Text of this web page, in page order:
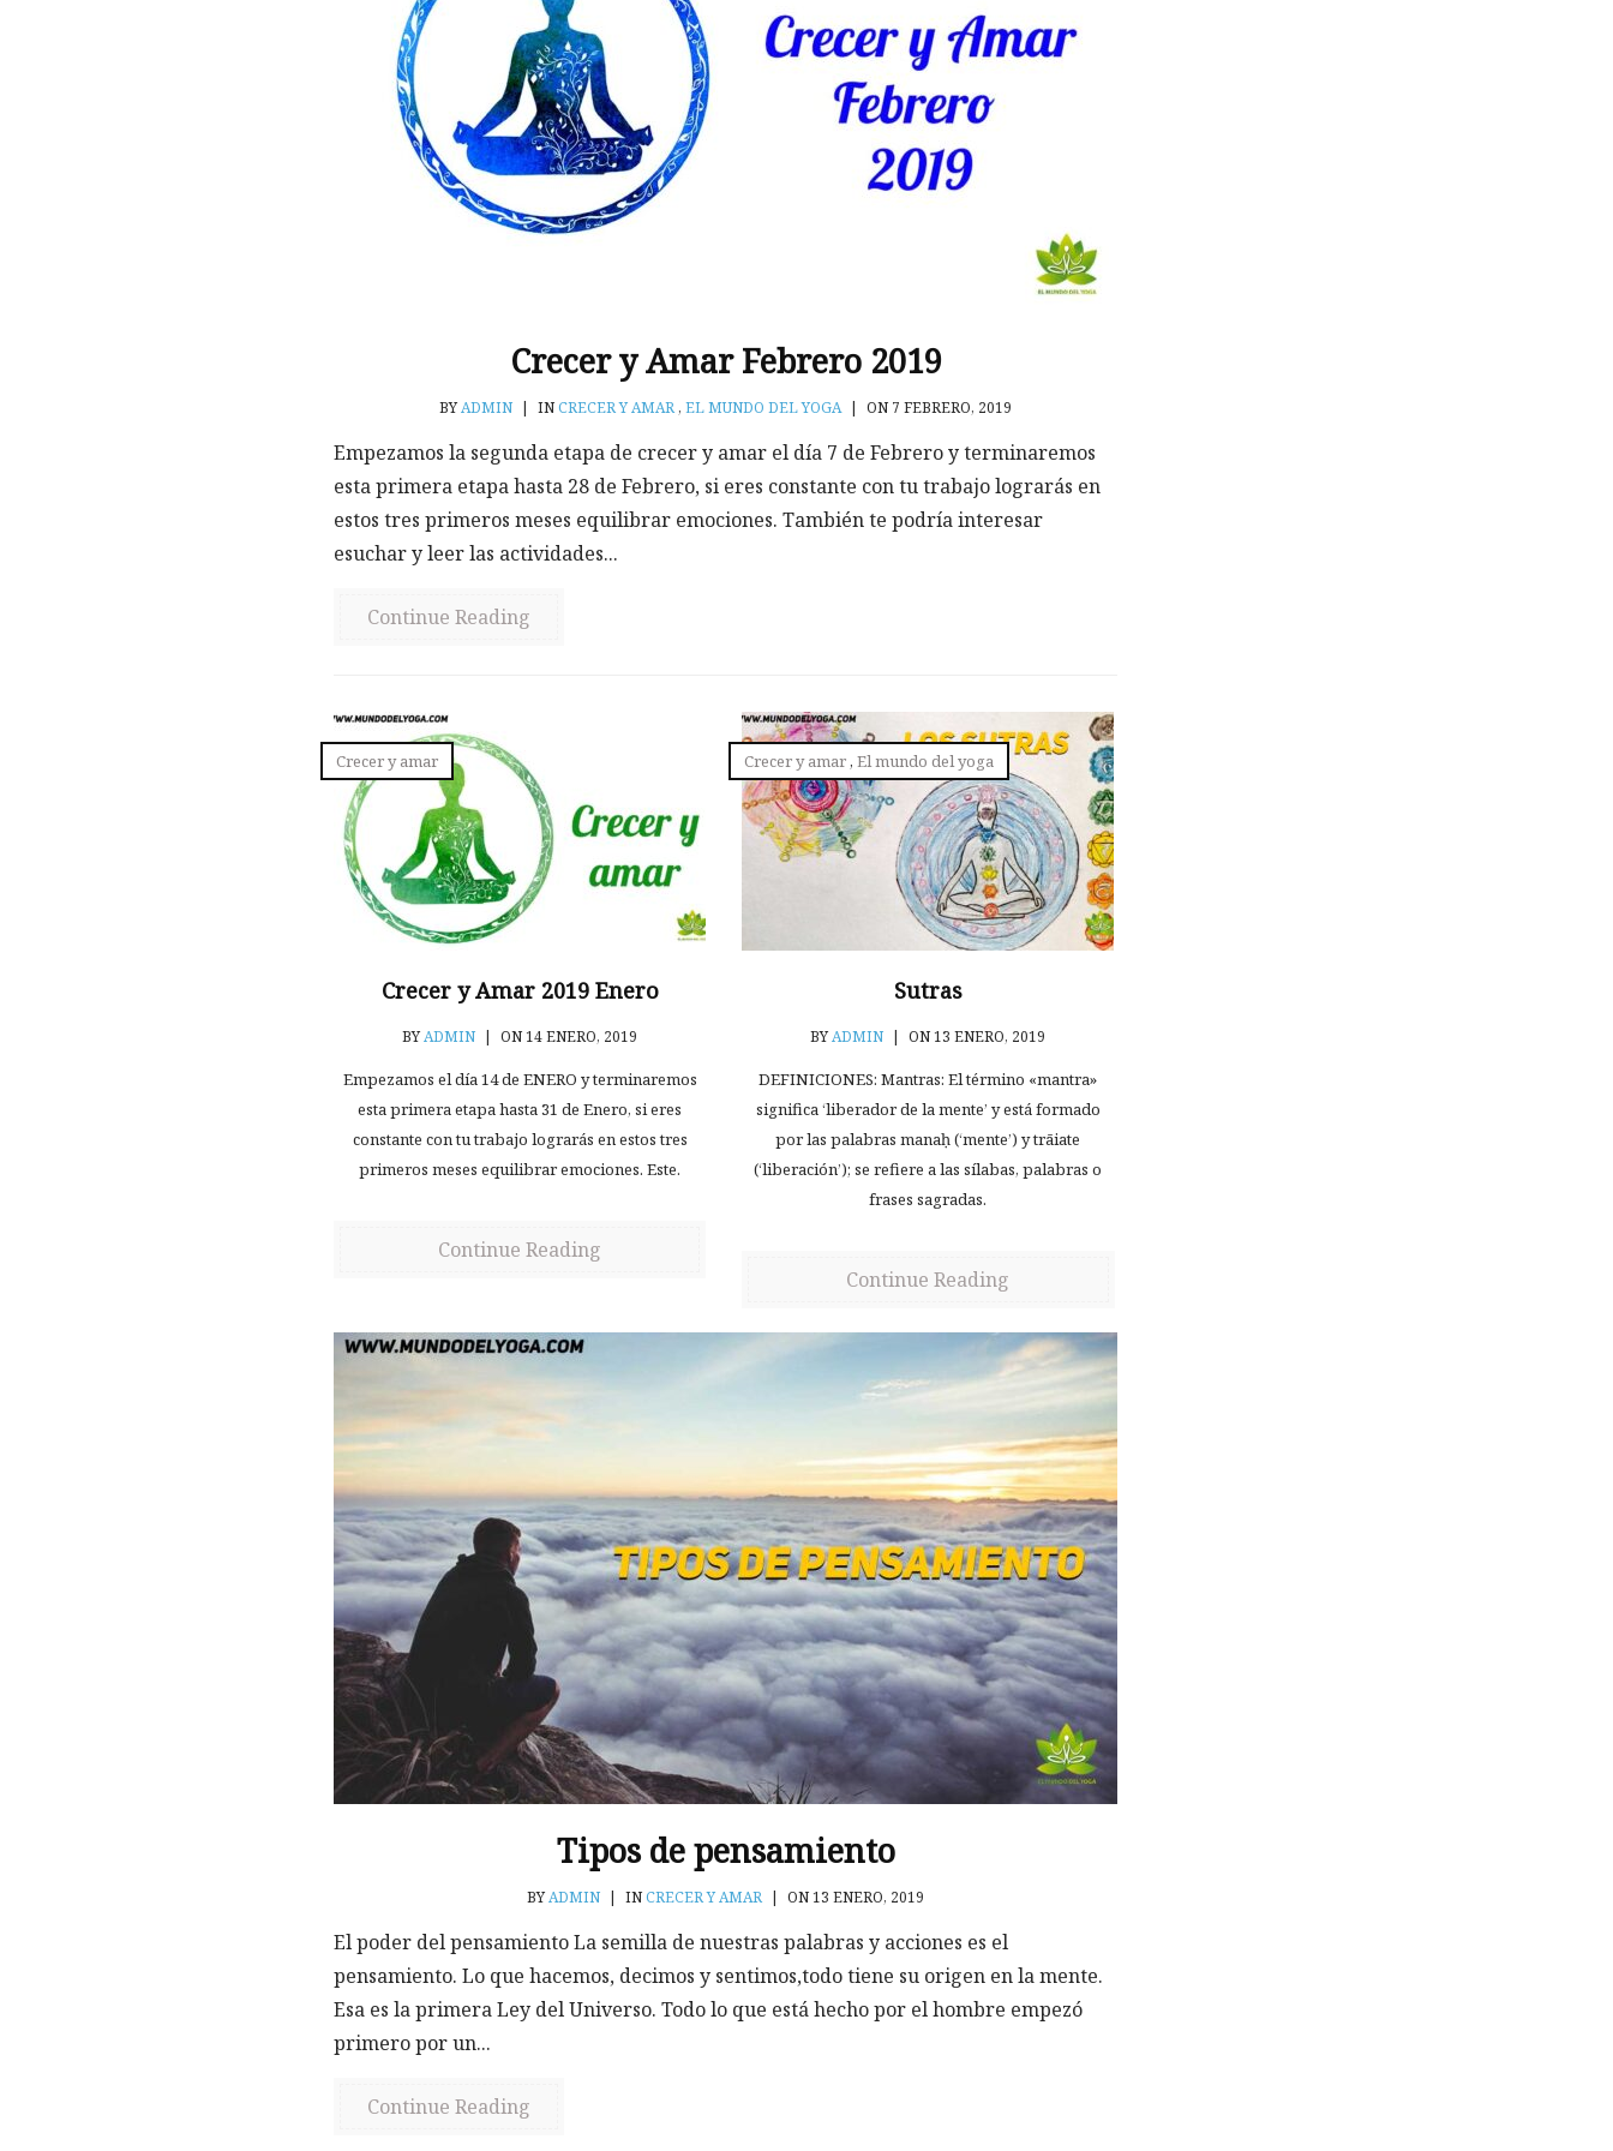
Crecer y Amar Febrero 2019
BYADMIN | INCRECER Y AMAR ,EL MUNDO DEL YOGA | ON 7 FEBRERO, 2019
Empezamos la segunda etapa de crecer y amar el día 7 de Febrero y terminaremos
esta primera etapa hasta 28 de Febrero, si eres constante con tu trabajo lograrás en
estos tres primeros meses equilibrar emociones. También te podría interesar
esuchar y leer las actividades...
Continue Reading
Crecer y amar
Crecer y Amar 2019 Enero
BYADMIN | ON 14 ENERO, 2019
Empezamos el día 14 de ENERO y terminaremos
esta primera etapa hasta 31 de Enero, si eres
constante con tu trabajo lograrás en estos tres
primeros meses equilibrar emociones. Este.
Continue Reading
Crecer y amar,El mundo del yoga
Sutras
BYADMIN | ON 13 ENERO, 2019
DEFINICIONES: Mantras: El término «mantra»
significa ‘liberador de la mente’ y está formado
por las palabras manaḥ (‘mente’) y trāiate
(‘liberación’); se refiere a las sílabas, palabras o
frases sagradas.
Continue Reading
Tipos de pensamiento
BYADMIN | INCRECER Y AMAR | ON 13 ENERO, 2019
El poder del pensamiento La semilla de nuestras palabras y acciones es el
pensamiento. Lo que hacemos, decimos y sentimos,todo tiene su origen en la mente.
Esa es la primera Ley del Universo. Todo lo que está hecho por el hombre empezó
primero por un...
Continue Reading